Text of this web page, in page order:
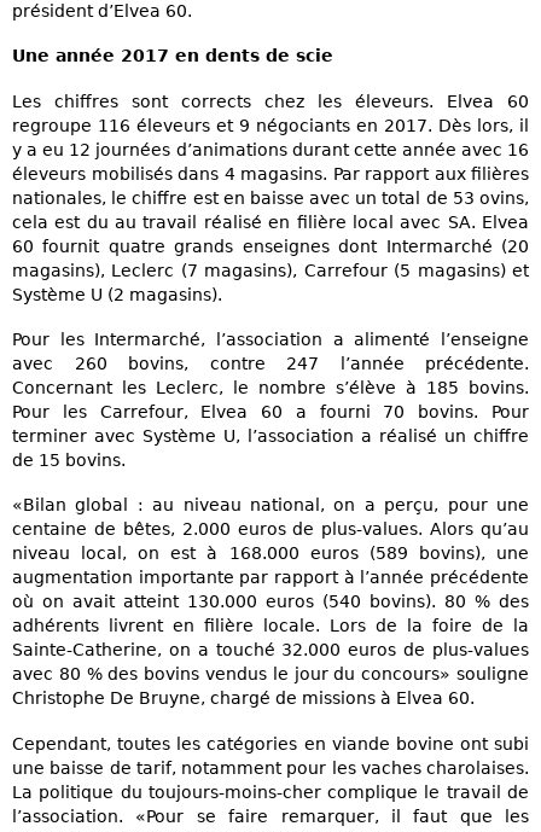
président d’Elvea 60.
Une année 2017 en dents de scie
Les chiffres sont corrects chez les éleveurs. Elvea 60
regroupe 116 éleveurs et 9 négociants en 2017. Dès lors, il
y a eu 12 journées d’animations durant cette année avec 16
éleveurs mobilisés dans 4 magasins. Par rapport aux filières
nationales, le chiffre est en baisse avec un total de 53 ovins,
cela est du au travail réalisé en filière local avec SA. Elvea
60 fournit quatre grands enseignes dont Intermarché (20
magasins), Leclerc (7 magasins), Carrefour (5 magasins) et
Système U (2 magasins).
Pour les Intermarché, l’association a alimenté l’enseigne
avec 260 bovins, contre 247 l’année précédente.
Concernant les Leclerc, le nombre s’élève à 185 bovins.
Pour les Carrefour, Elvea 60 a fourni 70 bovins. Pour
terminer avec Système U, l’association a réalisé un chiffre
de 15 bovins.
«Bilan global : au niveau national, on a perçu, pour une
centaine de bêtes, 2.000 euros de plus-values. Alors qu’au
niveau local, on est à 168.000 euros (589 bovins), une
augmentation importante par rapport à l’année précédente
où on avait atteint 130.000 euros (540 bovins). 80 % des
adhérents livrent en filière locale. Lors de la foire de la
Sainte-Catherine, on a touché 32.000 euros de plus-values
avec 80 % des bovins vendus le jour du concours» souligne
Christophe De Bruyne, chargé de missions à Elvea 60.
Cependant, toutes les catégories en viande bovine ont subi
une baisse de tarif, notamment pour les vaches charolaises.
La politique du toujours-moins-cher complique le travail de
l’association. «Pour se faire remarquer, il faut que les